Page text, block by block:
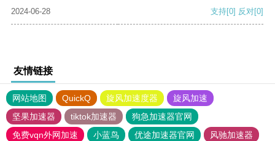
2024-06-28
支持[0] 反对[0]
友情链接
网站地图 QuickQ 旋风加速度器
旋风加速
坚果加速器
tiktok加速器
狗急加速器官网
免费vqn外网加速
小蓝鸟 优途加速器官网
风驰加速器